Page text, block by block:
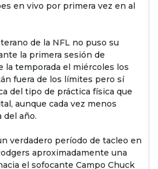
en vivo por primera vez en al
de la NFL no puso su
la primera sesión de
temporada el miércoles los
fuera de los límites pero sí
del tipo de práctica física que
aunque cada vez menos
del año.
verdadero período de tacleo en
aproximadamente una
el sofocante Campo Chuck